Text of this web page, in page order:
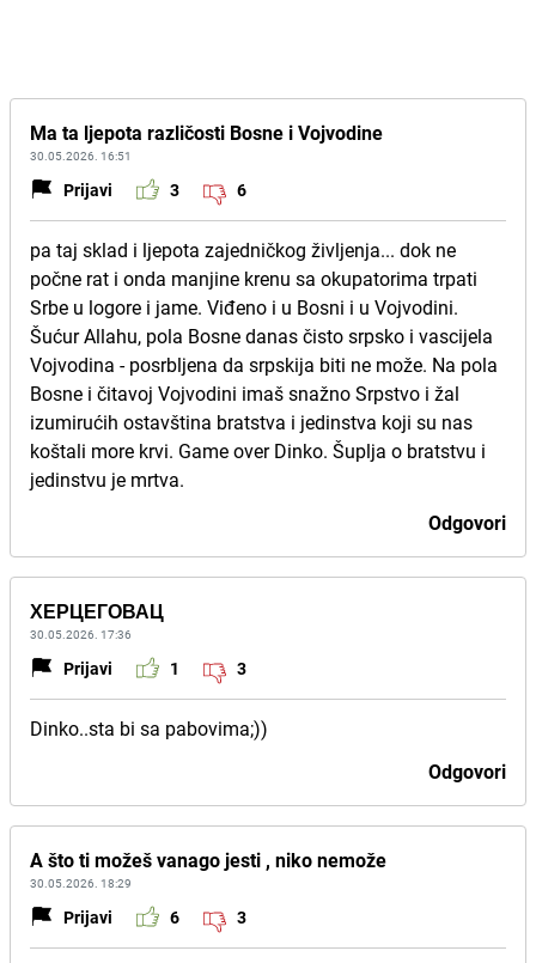
Ma ta ljepota različosti Bosne i Vojvodine
30.05.2026. 16:51
Prijavi 3 6
pa taj sklad i ljepota zajedničkog življenja... dok ne
počne rat i onda manjine krenu sa okupatorima trpati
Srbe u logore i jame. Viđeno i u Bosni i u Vojvodini.
Šućur Allahu, pola Bosne danas čisto srpsko i vascijela
Vojvodina - posrbljena da srpskija biti ne može. Na pola
Bosne i čitavoj Vojvodini imaš snažno Srpstvo i žal
izumirućih ostavština bratstva i jedinstva koji su nas
koštali more krvi. Game over Dinko. Šuplja o bratstvu i
jedinstvu je mrtva.
Odgovori
ХЕРЦЕГОВАЦ
30.05.2026. 17:36
Prijavi 1 3
Dinko..sta bi sa pabovima;))
Odgovori
A što ti možeš vanago jesti , niko nemože
30.05.2026. 18:29
Prijavi 6 3